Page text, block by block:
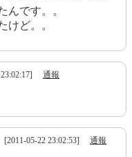
んです。。
けど。。
通報
[2011-05-22 23:02:53] 通報